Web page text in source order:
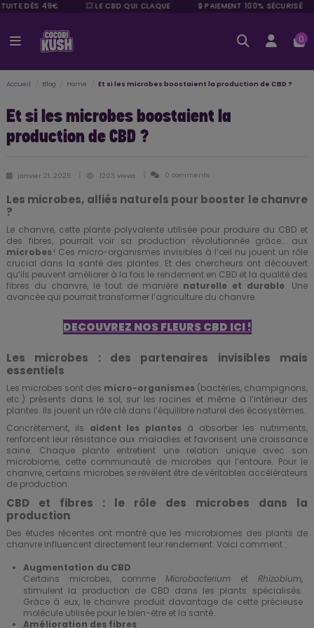
DÈS 49€ 💥 LE CBD QUI CLAQUE 🔒 PAIEMENT 100% SÉCURISÉ
0
Accueil Blog Home Et si les microbes boostaient la production de CBD ?
Et si les microbes boostaient la
production de CBD ?
janvier 21, 2025 1203 views 0 comments
Les microbes, alliés naturels pour booster le chanvre
?
Le chanvre, cette plante polyvalente utilisée pour produire du CBD et
des fibres, pourrait voir sa production révolutionnée grâce… aux
microbes! Ces micro-organismes invisibles à l’œil nu jouent un rôle
crucial dans la santé des plantes. Et des chercheurs ont découvert
qu’ils peuvent améliorer à la fois le rendement en CBD et la qualité des
fibres du chanvre, le tout de manière naturelle et durable. Une
avancée qui pourrait transformer l’agriculture du chanvre.
DECOUVREZ NOS FLEURS CBD ICI !
Les microbes : des partenaires invisibles mais
essentiels
Les microbes sont des micro-organismes (bactéries, champignons,
etc.) présents dans le sol, sur les racines et même à l’intérieur des
plantes. Ils jouent un rôle clé dans l’équilibre naturel des écosystèmes.
Concrètement, ils aident les plantes à absorber les nutriments,
renforcent leur résistance aux maladies et favorisent une croissance
saine. Chaque plante entretient une relation unique avec son
microbiome, cette communauté de microbes qui l’entoure. Pour le
chanvre, certains microbes se révèlent être de véritables accélérateurs
de production.
CBD et fibres : le rôle des microbes dans la
production
Des études récentes ont montré que les microbiomes des plants de
chanvre influencent directement leur rendement. Voici comment :
Augmentation du CBD
Certains microbes, comme
Microbacteriumet Rhizobium,
stimulent la production de CBD dans les plants spécialisés.
Grâce à eux, le chanvre produit davantage de cette précieuse
molécule utilisée pour le bien-être et la santé.
Amélioration des fibres